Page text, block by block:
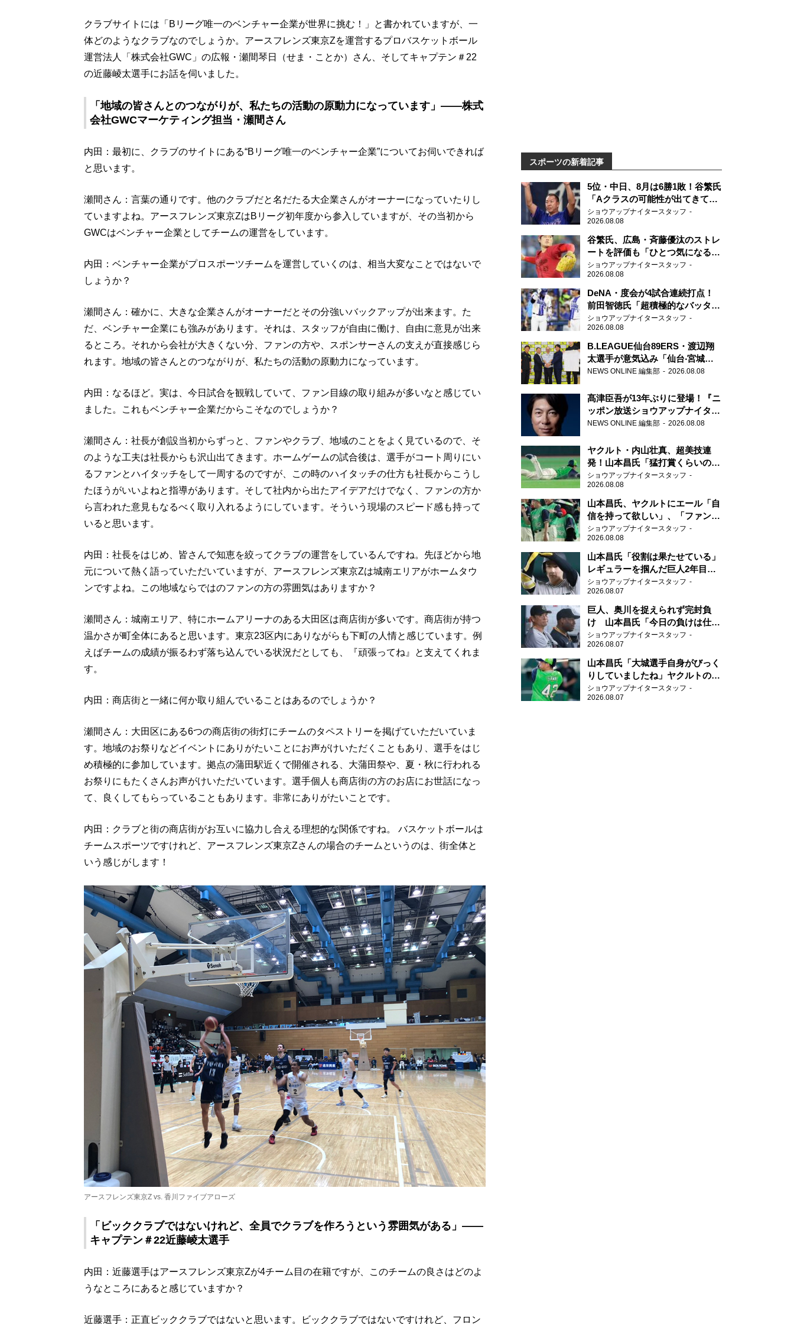
クラブサイトには「Bリーグ唯一のベンチャー企業が世界に挑む！」と書かれていますが、一
体どのようなクラブなのでしょうか。アースフレンズ東京Zを運営するプロバスケットボール
運営法人「株式会社GWC」の広報・瀬間琴日（せま・ことか）さん、そしてキャプテン＃22
の近藤崚太選手にお話を伺いました。
「地域の皆さんとのつながりが、私たちの活動の原動力になっています」――株式
会社GWCマーケティング担当・瀬間さん
内田：最初に、クラブのサイトにある“Bリーグ唯一のベンチャー企業”についてお伺いできれば
と思います。
瀬間さん：言葉の通りです。他のクラブだと名だたる大企業さんがオーナーになっていたりし
ていますよね。アースフレンズ東京ZはBリーグ初年度から参入していますが、その当初から
GWCはベンチャー企業としてチームの運営をしています。
内田：ベンチャー企業がプロスポーツチームを運営していくのは、相当大変なことではないで
しょうか？
瀬間さん：確かに、大きな企業さんがオーナーだとその分強いバックアップが出来ます。た
だ、ベンチャー企業にも強みがあります。それは、スタッフが自由に働け、自由に意見が出来
るところ。それから会社が大きくない分、ファンの方や、スポンサーさんの支えが直接感じら
れます。地域の皆さんとのつながりが、私たちの活動の原動力になっています。
内田：なるほど。実は、今日試合を観戦していて、ファン目線の取り組みが多いなと感じてい
ました。これもベンチャー企業だからこそなのでしょうか？
瀬間さん：社長が創設当初からずっと、ファンやクラブ、地域のことをよく見ているので、そ
のような工夫は社長からも沢山出てきます。ホームゲームの試合後は、選手がコート周りにい
るファンとハイタッチをして一周するのですが、この時のハイタッチの仕方も社長からこうし
たほうがいいよねと指導があります。そして社内から出たアイデアだけでなく、ファンの方か
ら言われた意見もなるべく取り入れるようにしています。そういう現場のスピード感も持って
いると思います。
内田：社長をはじめ、皆さんで知恵を絞ってクラブの運営をしているんですね。先ほどから地
元について熱く語っていただいていますが、アースフレンズ東京Zは城南エリアがホームタウ
ンですよね。この地域ならではのファンの方の雰囲気はありますか？
瀬間さん：城南エリア、特にホームアリーナのある大田区は商店街が多いです。商店街が持つ
温かさが町全体にあると思います。東京23区内にありながらも下町の人情と感じています。例
えばチームの成績が振るわず落ち込んでいる状況だとしても、『頑張ってね』と支えてくれま
す。
内田：商店街と一緒に何か取り組んでいることはあるのでしょうか？
瀬間さん：大田区にある6つの商店街の街灯にチームのタペストリーを掲げていただいていま
す。地域のお祭りなどイベントにありがたいことにお声がけいただくこともあり、選手をはじ
め積極的に参加しています。拠点の蒲田駅近くで開催される、大蒲田祭や、夏・秋に行われる
お祭りにもたくさんお声がけいただいています。選手個人も商店街の方のお店にお世話になっ
て、良くしてもらっていることもあります。非常にありがたいことです。
内田：クラブと街の商店街がお互いに協力し合える理想的な関係ですね。 バスケットボールは
チームスポーツですけれど、アースフレンズ東京Zさんの場合のチームというのは、街全体と
いう感じがします！
アースフレンズ東京Z vs. 香川ファイブアローズ
「ビッククラブではないけれど、全員でクラブを作ろうという雰囲気がある」――
キャプテン＃22近藤崚太選手
内田：近藤選手はアースフレンズ東京Zが4チーム目の在籍ですが、このチームの良さはどのよ
うなところにあると感じていますか？
近藤選手：正直ビッククラブではないと思います。ビッククラブではないですけれど、フロン
スポーツの新着記事
5位・中日、8月は6勝1敗！谷繁氏
「Aクラスの可能性が出てきてい
ますね」
ショウアップナイタースタッフ
2026.08.08
谷繁氏、広島・斉藤優汰のストレ
ートを評価も「ひとつ気になるこ
とが…」
ショウアップナイタースタッフ
2026.08.08
DeNA・度会が4試合連続打点！
前田智徳氏「超積極的なバッター
はチャンスに強い」
ショウアップナイタースタッフ
2026.08.08
B.LEAGUE仙台89ERS・渡辺翔
太選手が意気込み「仙台‧宮城を
さらに盛り上げていきたいです」
NEWS ONLINE 編集部 2026.08.08
髙津臣吾が13年ぶりに登場！『ニ
ッポン放送ショウアップナイタ
ー』
NEWS ONLINE 編集部 2026.08.08
ヤクルト・内山壮真、超美技連
発！山本昌氏「猛打賞くらいの価
値」
ショウアップナイタースタッフ
2026.08.08
山本昌氏、ヤクルトにエール「自
信を持って欲しい」、「ファンの
方も毎日応援してくれています」
ショウアップナイタースタッフ
2026.08.08
山本昌氏「役割は果たせている」
レギュラーを掴んだ巨人2年目の
新人王候補
ショウアップナイタースタッフ
2026.08.07
巨人、奥川を捉えられず完封負
け 山本昌氏「今日の負けは仕方
がない」
ショウアップナイタースタッフ
2026.08.07
山本昌氏「大城選手自身がびっく
りしていましたね」ヤクルトのフ
ァースト・澤井の判断を評価
ショウアップナイタースタッフ
2026.08.07